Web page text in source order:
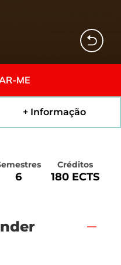
ME
+ Informação
6
Créditos
180 ECTS